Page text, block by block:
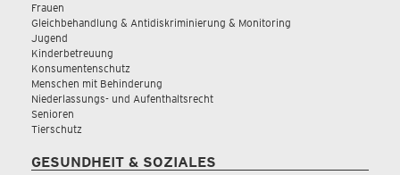
Frauen
Gleichbehandlung & Antidiskriminierung & Monitoring
Jugend
Kinderbetreuung
Konsumentenschutz
Menschen mit Behinderung
Niederlassungs- und Aufenthaltsrecht
Senioren
Tierschutz
GESUNDHEIT & SOZIALES